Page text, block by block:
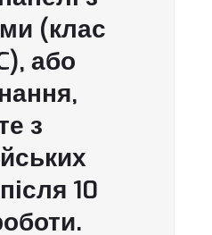
(клас
або
з
10